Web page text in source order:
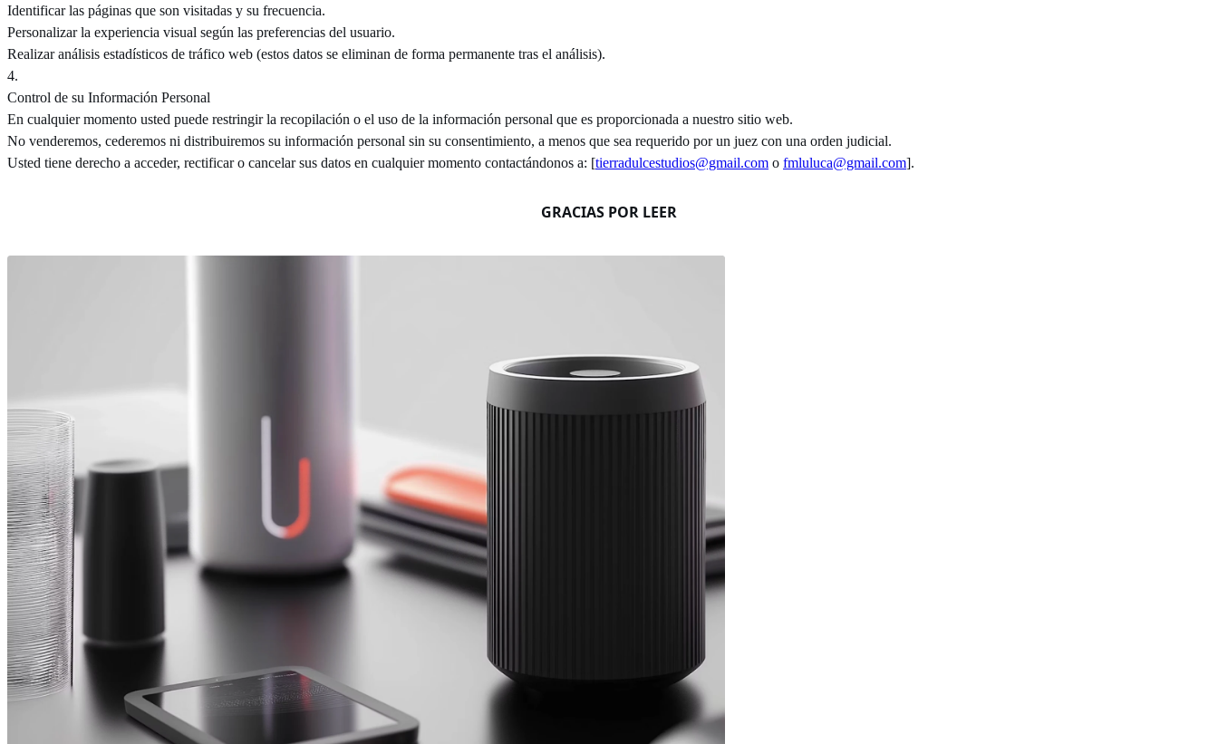
Identificar las páginas que son visitadas y su frecuencia.
Personalizar la experiencia visual según las preferencias del usuario.
Realizar análisis estadísticos de tráfico web (estos datos se eliminan de forma permanente tras el análisis).
4.
Control de su Información Personal
En cualquier momento usted puede restringir la recopilación o el uso de la información personal que es proporcionada a nuestro sitio web.
No venderemos, cederemos ni distribuiremos su información personal sin su consentimiento, a menos que sea requerido por un juez con una orden judicial.
Usted tiene derecho a acceder, rectificar o cancelar sus datos en cualquier momento contactándonos a: [tierradulcestudios@gmail.com o fmluluca@gmail.com].
GRACIAS POR LEER